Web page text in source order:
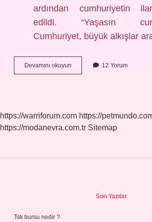
ardından cumhuriyetin
edildi. “Yaşasın
Cumhuriyet, büyük alkışlar
Devamını okuyun
Kurulan
12 Yorum
https://warriforum.com https://
https://modanevra.com.tr Sitemap
Son Yazılar
Tsk bursu nedir ?